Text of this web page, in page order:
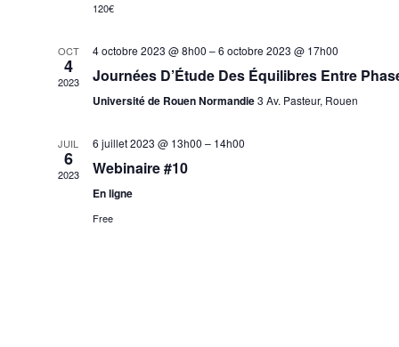
120€
OCT
4
2023
4 octobre 2023 @ 8h00 –6 octobre 2023 @ 17h00
Journées D’Étude Des Équilibres Entre
Université de Rouen Normandie3 Av. Pasteur, Rouen
JUIL
6
2023
6 juillet 2023 @ 13h00 – 14h00
Webinaire #10
En ligne
Free